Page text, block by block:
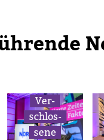
Ver­
schlos­
sene